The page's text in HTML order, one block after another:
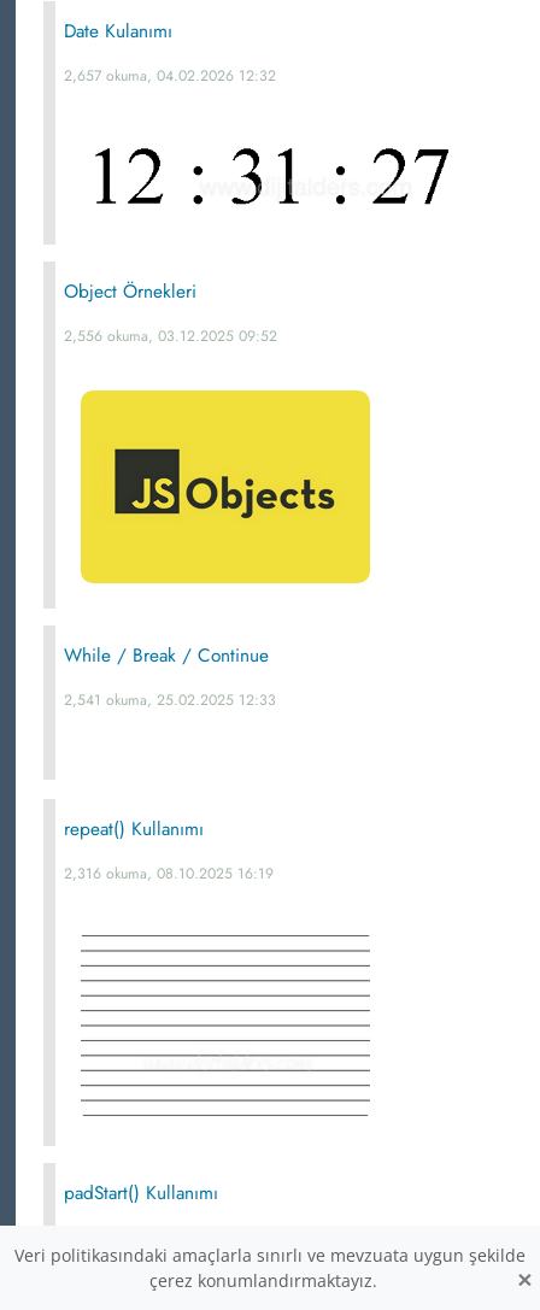
Date Kulanımı
2,657 okuma, 04.02.2026 12:32
Object Örnekleri
2,556 okuma, 03.12.2025 09:52
While / Break / Continue
2,541 okuma, 25.02.2025 12:33
repeat() Kullanımı
2,316 okuma, 08.10.2025 16:19
padStart() Kullanımı
Veri politikasındaki amaçlarla sınırlı ve mevzuata uygun şekilde
çerez konumlandırmaktayız.
×